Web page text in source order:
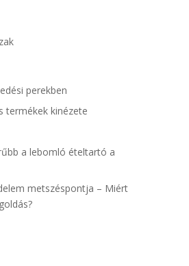
perekben
termékek kinézete
a lebomló ételtartó a
metszéspontja – Miért